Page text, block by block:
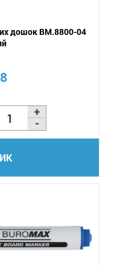
дошок BM.8800-04